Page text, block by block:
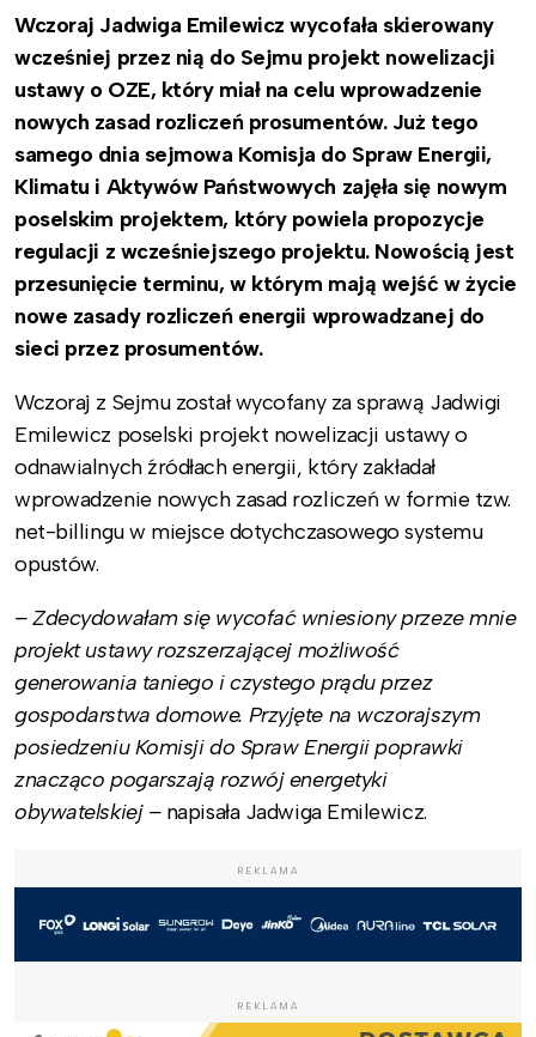
Wczoraj Jadwiga Emilewicz wycofała skierowany
wcześniej przez nią do Sejmu projekt nowelizacji
ustawy o OZE, który miał na celu wprowadzenie
nowych zasad rozliczeń prosumentów. Już tego
samego dnia sejmowa Komisja do Spraw Energii,
Klimatu i Aktywów Państwowych zajęła się nowym
poselskim projektem, który powiela propozycje
regulacji z wcześniejszego projektu. Nowością jest
przesunięcie terminu, w którym mają wejść w życie
nowe zasady rozliczeń energii wprowadzanej do
sieci przez prosumentów.
Wczoraj z Sejmu został wycofany za sprawą Jadwigi
Emilewicz poselski projekt nowelizacji ustawy o
odnawialnych źródłach energii, który zakładał
wprowadzenie nowych zasad rozliczeń w formie tzw.
net-billingu w miejsce dotychczasowego systemu
opustów.
– Zdecydowałam się wycofać wniesiony przeze mnie
projekt ustawy rozszerzającej możliwość
generowania taniego i czystego prądu przez
gospodarstwa domowe. Przyjęte na wczorajszym
posiedzeniu Komisji do Spraw Energii poprawki
znacząco pogarszają rozwój energetyki
obywatelskiej –napisała Jadwiga Emilewicz.
REKLAMA
REKLAMA